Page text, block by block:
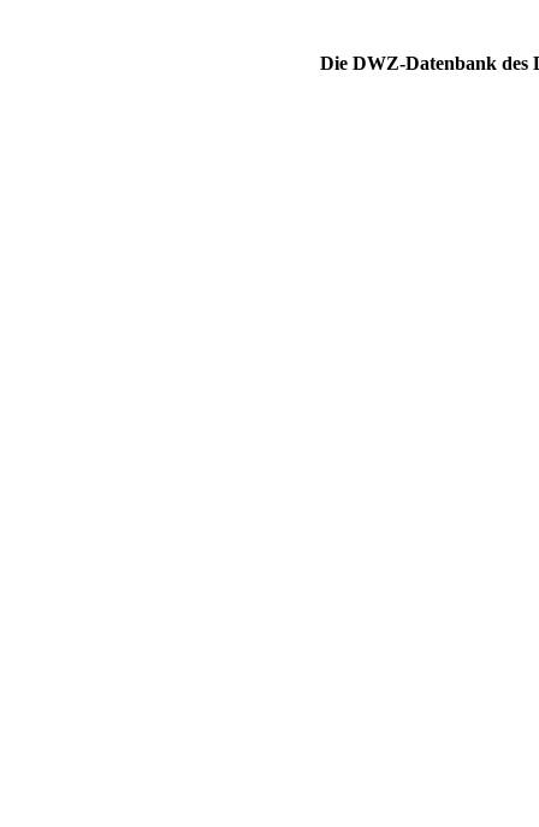
Die DWZ-Datenbank des